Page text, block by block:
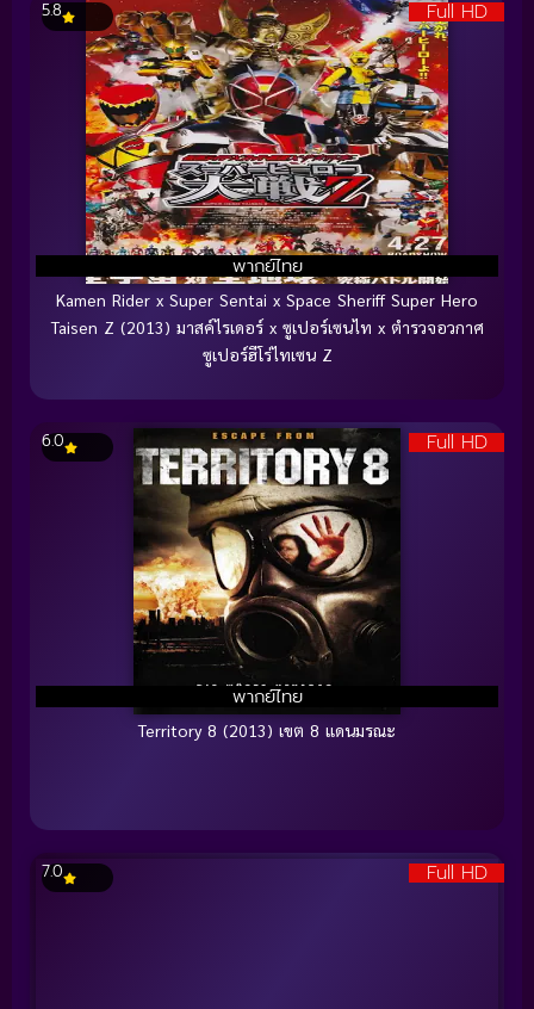
Full HD
พากย์ไทย
5.8
Kamen Rider x Super Sentai x Space Sheriff Super Hero
Taisen Z (2013) มาสค์ไรเดอร์ x ซูเปอร์เซนไท x ตำรวจอวกาศ
ซูเปอร์ฮีโร่ไทเซน Z
Full HD
พากย์ไทย
6.0
Territory 8 (2013) เขต 8 แดนมรณะ
Full HD
7.0